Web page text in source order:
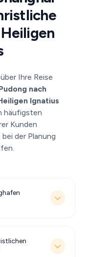
Ihre Reise
nach
Ignatius
häufigsten
Kunden
der Planung